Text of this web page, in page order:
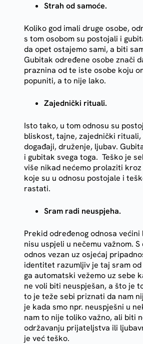
Strah od samoće.
Koliko god imali druge osobe,
s tom osobom su postojali i
da opet ostajemo sami, a biti
Gubitak određene osobe znači
praznina od te iste osobe koju
popuniti, a to nije lako.
Zajednički rituali.
Isto tako, u tom odnosu su
bliskost, tajne, zajednički rituali,
događaji, druženje, ljubav.
i gubitak svega toga. Teško je
više nikad nećemo prolaziti
koje su u odnosu postojale i
rastati.
Sram radi neuspjeha.
Prekid određenog odnosa većini
nisu uspjeli u nečemu važnom.
odnos vezan uz osjećaj
identitet razumljiv je taj sram
ga automatski vežemo uz sebe
ne voli biti neuspješan, a što je
to je teže sebi priznati da nam
je kada smo npr. neuspješni u
nam to nije toliko važno, ali biti
održavanju prijateljstva ili
je već teško.